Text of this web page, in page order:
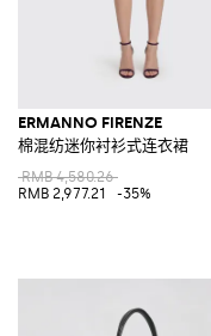
ERMANNO FIRENZE
棉混纺迷你衬衫式连衣裙
RMB 4,580.26
RMB 2,977.21
-35%